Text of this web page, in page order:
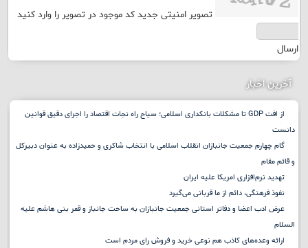
تصویر امنیتی جدیدکد موجود در تصویر را وارد کنید
ارسال
آخرین اخبار
از افت GDP تا مشکلات بانکداری اسلامی؛ سیاح راه نجات اقتصاد را اجرای دقیق قوانین
دانست
گام چهارم جمعیت جانبازان انقلاب اسلامی با انتخاب شاکری و حمیدزاده به عنوان دبیرکل
و قائم مقام
تهدید نرم‌افزاری امریکا علیه ایران
نفوذ فرهنگی، دائم از ما قربانی می‌گیرد
عرض ادب اعضا و دفاتر استانی جمعیت جانبازان به ساحت جانباز و قمر بنی هاشم علیه
السلام
ارائه وعده‌های کاذب هم نوعی خرید و فروش رای مردم است